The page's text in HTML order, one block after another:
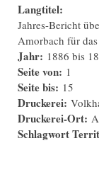
Langtitel:
Jahres-Bericht
Amorbach für
Jahr: 1886 bis
Seite von: 1
Seite bis: 15
Druckerei:
Druckerei-Ort:
Schlagwort